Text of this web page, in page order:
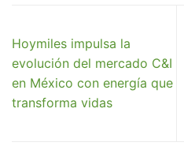
Hoymiles impulsa la
evolución del mercado C&I
en México con energía que
transforma vidas